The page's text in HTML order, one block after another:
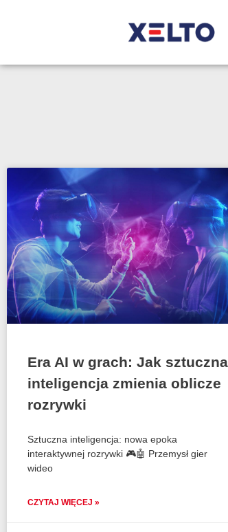
Era AI w grach: Jak sztuczna
inteligencja zmienia oblicze
rozrywki
Sztuczna inteligencja: nowa epoka
interaktywnej rozrywki 🎮🤖 Przemysł gier
wideo
CZYTAJ WIĘCEJ »